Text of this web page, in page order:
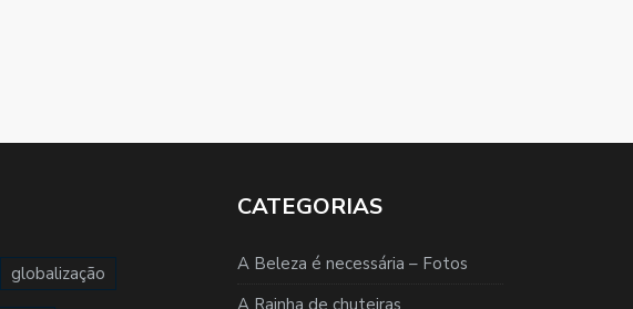
globalização
CATEGORIAS
A Beleza é necessária – Fotos